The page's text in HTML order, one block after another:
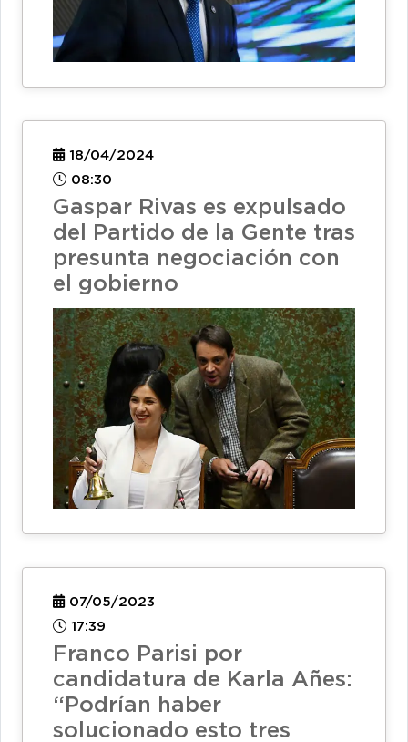
18/04/2024
08:30
Gaspar Rivas es expulsado
del Partido de la Gente tras
presunta negociación con
el gobierno
07/05/2023
17:39
Franco Parisi por
candidatura de Karla Añes:
“Podrían haber
solucionado esto tres